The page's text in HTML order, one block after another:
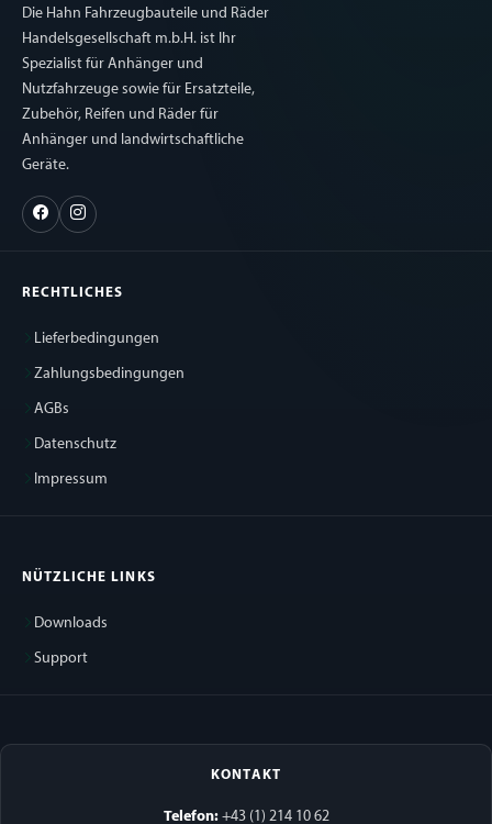
Die Hahn Fahrzeugbauteile und Räder
Handelsgesellschaft m.b.H. ist Ihr
Spezialist für Anhänger und
Nutzfahrzeuge sowie für Ersatzteile,
Zubehör, Reifen und Räder für
Anhänger und landwirtschaftliche
Geräte.
RECHTLICHES
Lieferbedingungen
Zahlungsbedingungen
AGBs
Datenschutz
Impressum
NÜTZLICHE LINKS
Downloads
Support
KONTAKT
Telefon:+43 (1) 214 10 62